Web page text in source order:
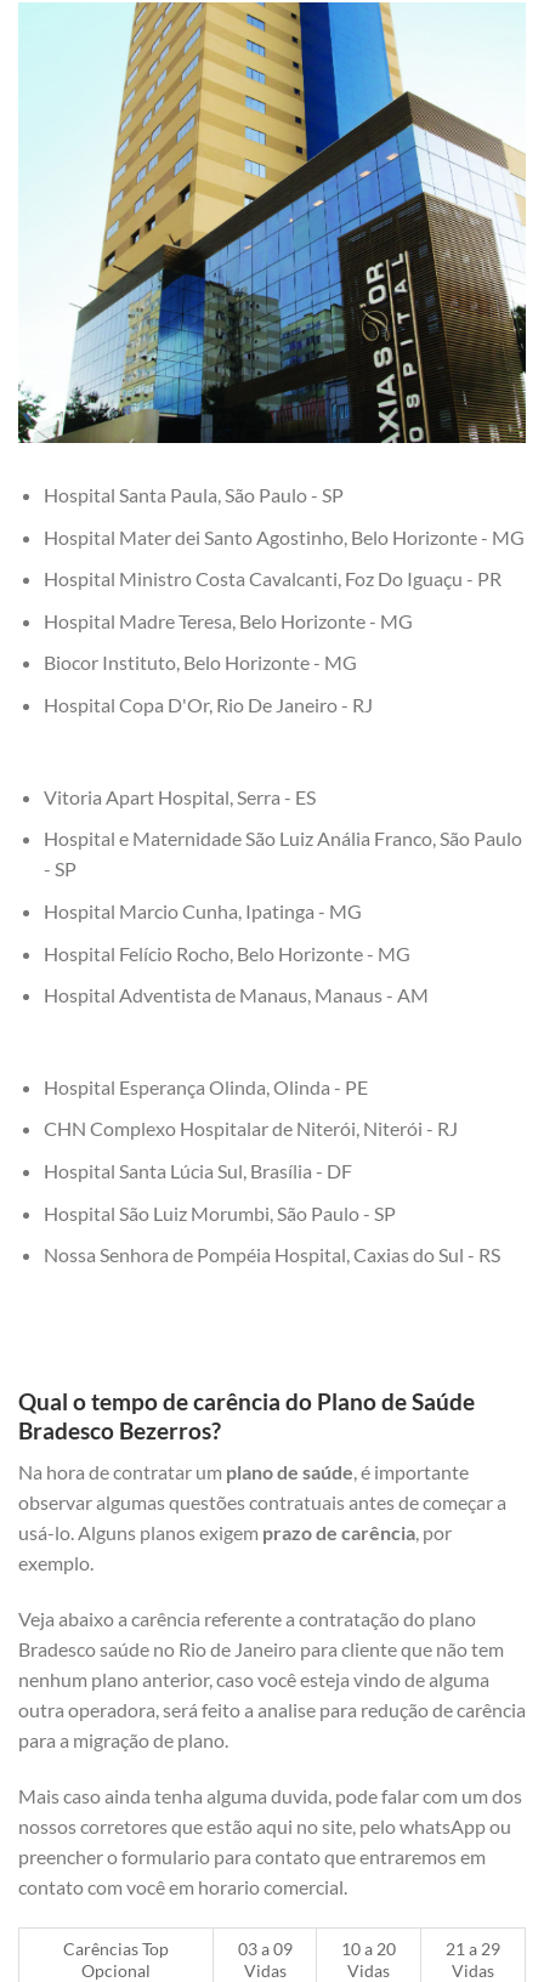
Hospital Santa Paula, São Paulo - SP
Hospital Mater dei Santo Agostinho, Belo Horizonte - MG
Hospital Ministro Costa Cavalcanti, Foz Do Iguaçu - PR
Hospital Madre Teresa, Belo Horizonte - MG
Biocor Instituto, Belo Horizonte - MG
Hospital Copa D'Or, Rio De Janeiro - RJ
Vitoria Apart Hospital, Serra - ES
Hospital e Maternidade São Luiz Anália Franco, São Paulo
- SP
Hospital Marcio Cunha, Ipatinga - MG
Hospital Felício Rocho, Belo Horizonte - MG
Hospital Adventista de Manaus, Manaus - AM
Hospital Esperança Olinda, Olinda - PE
CHN Complexo Hospitalar de Niterói, Niterói - RJ
Hospital Santa Lúcia Sul, Brasília - DF
Hospital São Luiz Morumbi, São Paulo - SP
Nossa Senhora de Pompéia Hospital, Caxias do Sul - RS
Qual o tempo de carência do Plano de Saúde
Bradesco Bezerros?
Na hora de contratar um plano de saúde, é importante
observar algumas questões contratuais antes de começar a
usá-lo. Alguns planos exigem prazo de carência, por
exemplo.
Veja abaixo a carência referente a contratação do plano
Bradesco saúde no Rio de Janeiro para cliente que não tem
nenhum plano anterior, caso você esteja vindo de alguma
outra operadora, será feito a analise para redução de carência
para a migração de plano.
Mais caso ainda tenha alguma duvida, pode falar com um dos
nossos corretores que estão aqui no site, pelo whatsApp ou
preencher o formulario para contato que entraremos em
contato com você em horario comercial.
Carências Top
Opcional
03 a 09
Vidas
10 a 20
Vidas
21 a 29
Vidas